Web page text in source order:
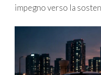
impegno verso la